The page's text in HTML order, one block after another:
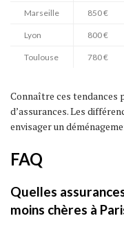
Marseille 850 €
Lyon 800 €
Toulouse 780 €
Connaître ces tendances
d’assurances. Les
envisager un
FAQ
Quelles
moins chères à